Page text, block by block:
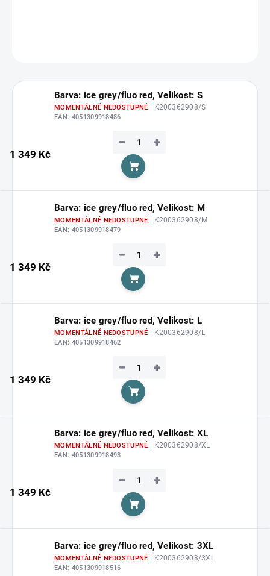
Barva: ice grey/fluo red, Velikost: S
MOMENTÁLNĚ NEDOSTUPNÉ | K200362908/S
EAN: 4051309918486
1 349 Kč
+
−
Do košíku
Barva: ice grey/fluo red, Velikost: M
MOMENTÁLNĚ NEDOSTUPNÉ | K200362908/M
EAN: 4051309918479
1 349 Kč
+
−
Do košíku
Barva: ice grey/fluo red, Velikost: L
MOMENTÁLNĚ NEDOSTUPNÉ | K200362908/L
EAN: 4051309918462
1 349 Kč
+
−
Do košíku
Barva: ice grey/fluo red, Velikost: XL
MOMENTÁLNĚ NEDOSTUPNÉ | K200362908/XL
EAN: 4051309918493
1 349 Kč
+
−
Do košíku
Barva: ice grey/fluo red, Velikost: 3XL
MOMENTÁLNĚ NEDOSTUPNÉ | K200362908/3XL
EAN: 4051309918516